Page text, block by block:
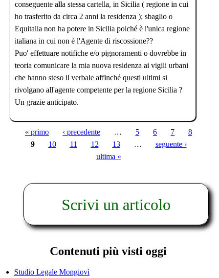
conseguente alla stessa cartella, in Sicilia ( regione in cui
ho trasferito da circa 2 anni la residenza ); sbaglio o
Equitalia non ha potere in Sicilia poiché è l'unica regione
italiana in cui non è l'Agente di riscossione??
Puo' effettuare notifiche e/o pignoramenti o dovrebbe in
teoria comunicare la mia nuova residenza ai vigili urbani
che hanno steso il verbale affinché questi ultimi si
rivolgano all'agente competente per la regione Sicilia ?
Un grazie anticipato.
Pagine
« primo ‹ precedente … 5 6 7
8
9
10 11 12 13 …
seguente ›
ultima »
Scrivi un articolo
Contenuti più visti oggi
Studio Legale Mongiovì